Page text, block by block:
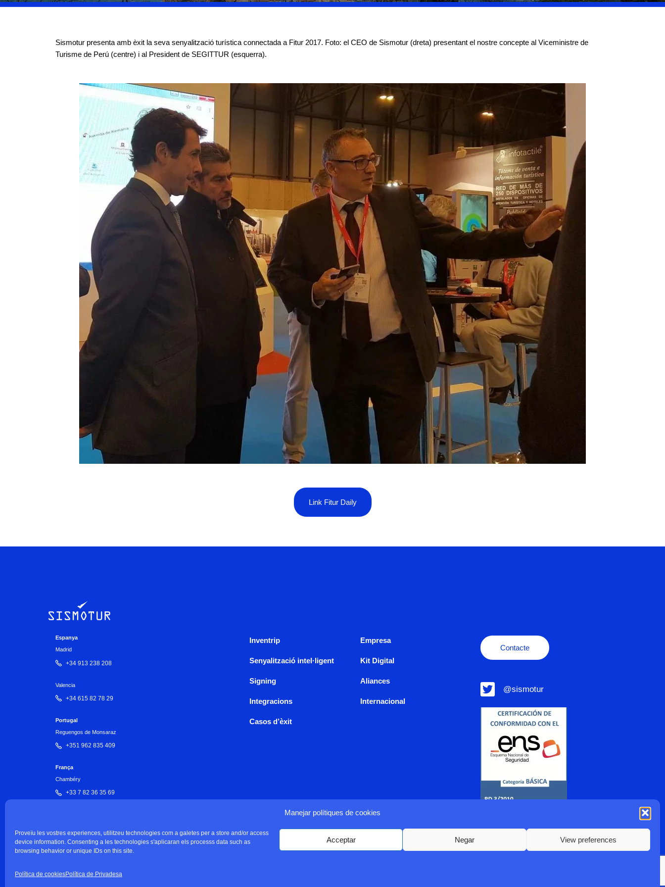
Manejar polítiques de cookies
Proveïu les vostres experiences, utilitzeu technologies com a galetes per a store and/or access
device information. Consenting a les technologies s'aplicaran els processs data such as
browsing behavior or unique IDs on this site.
Acceptar Negar View preferences
Política de cookiesPolítica de Privadesa
Sismotur presenta amb èxit la seva senyalització turística connectada a Fitur 2017. Foto: el CEO de Sismotur (dreta) presentant el nostre concepte al Viceministre de
Turisme de Perú (centre) i al President de SEGITTUR (esquerra).
Link Fitur Daily
Espanya
Madrid
+34 913 238 208
Valencia
+34 615 82 78 29
Portugal
Reguengos de Monsaraz
+351 962 835 409
França
Chambéry
+33 7 82 36 35 69
Inventrip
Senyalització intel·ligent
Signing
Integracions
Casos d’èxit
Empresa
Kit Digital
Aliances
Internacional
Contacte
@sismotur
Política de Privadesa Política de cookies